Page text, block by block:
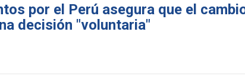
por el Perú asegura que el
decisión "voluntaria"